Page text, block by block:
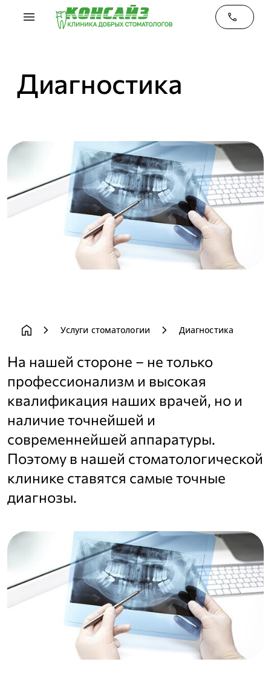
menu phone
Диагностика
home chevron_right Услуги стоматологии chevron_right Диагностика
На нашей стороне – не только
профессионализм и высокая
квалификация наших врачей, но и
наличие точнейшей и
современнейшей аппаратуры.
Поэтому в нашей стоматологической
клинике ставятся самые точные
диагнозы.